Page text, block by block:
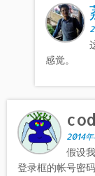
感觉。
2014
假设
登录框的帐号密